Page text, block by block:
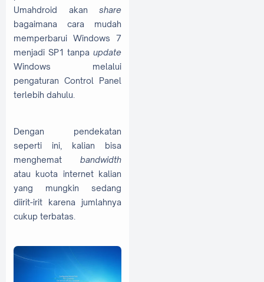
Umahdroid akan share
bagaimana cara mudah
memperbarui Windows 7
menjadi SP1 tanpa update
Windows melalui
pengaturan Control Panel
terlebih dahulu.
Dengan pendekatan
seperti ini, kalian bisa
menghemat bandwidth
atau kuota internet kalian
yang mungkin sedang
diirit-irit karena jumlahnya
cukup terbatas.